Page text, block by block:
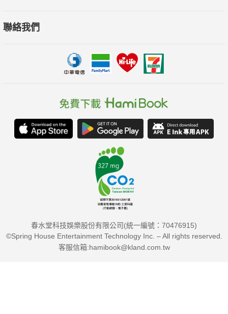
聯絡我們
春水堂科技娛樂股份有限公司(統一編號：70476915)
©Spring House Entertainment Technology Inc. – All rights reserved.
客服信箱:hamibook@kland.com.tw